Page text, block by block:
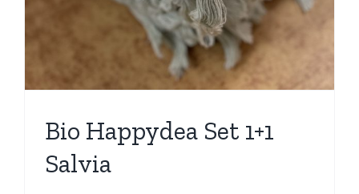
Bio Happydea Set 1+1
Salvia